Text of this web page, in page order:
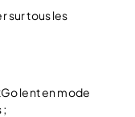
sur tous les
lent en mode
;